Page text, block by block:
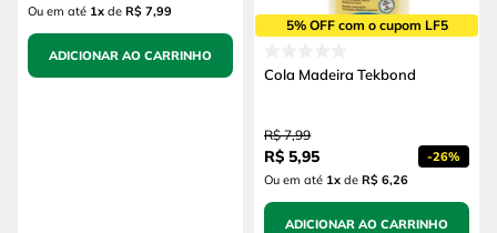
Ou em até 1x de R$ 7,99
ADICIONAR AO CARRINHO
5% OFF com o cupom LF5
Cola Madeira Tekbond
R$ 7,99
R$ 5,95 -26%
Ou em até 1x de R$ 6,26
ADICIONAR AO CARRINHO